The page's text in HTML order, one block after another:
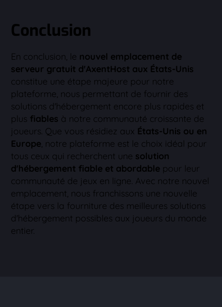
Conclusion
En conclusion, le nouvel emplacement de
serveur gratuit d'AxentHost aux États-Unis
constitue une étape majeure pour notre
plateforme, nous permettant de fournir des
solutions d'hébergement encore plus rapides et
plus fiables à notre communauté croissante de
joueurs. Que vous résidiez aux États-Unis ou en
Europe, notre plateforme est le choix idéal pour
tous ceux qui recherchent une solution
d'hébergement fiable et abordable pour leur
communauté de jeux en ligne. Avec notre nouvel
emplacement, nous franchissons une nouvelle
étape vers la fourniture des meilleures solutions
d'hébergement possibles aux joueurs du monde
entier.